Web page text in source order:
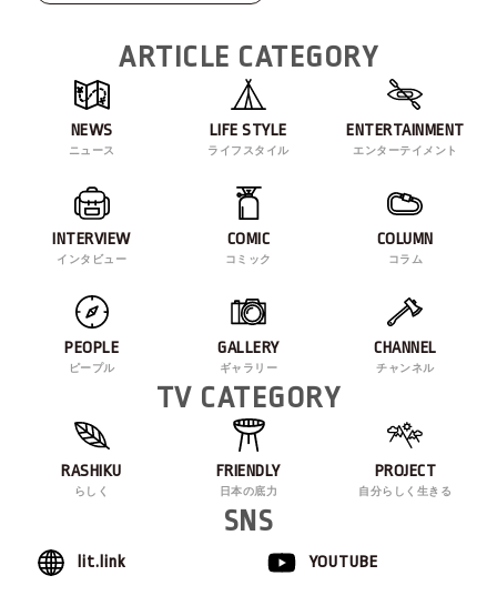
ARTICLE CATEGORY
NEWS
ニュース
LIFE STYLE
ライフスタイル
ENTERTAINMENT
エンターテイメント
INTERVIEW
インタビュー
COMIC
コミック
COLUMN
コラム
PEOPLE
ピープル
GALLERY
ギャラリー
CHANNEL
チャンネル
TV CATEGORY
RASHIKU
らしく
FRIENDLY
日本の底力
PROJECT
自分らしく生きる
SNS
lit.link YOUTUBE